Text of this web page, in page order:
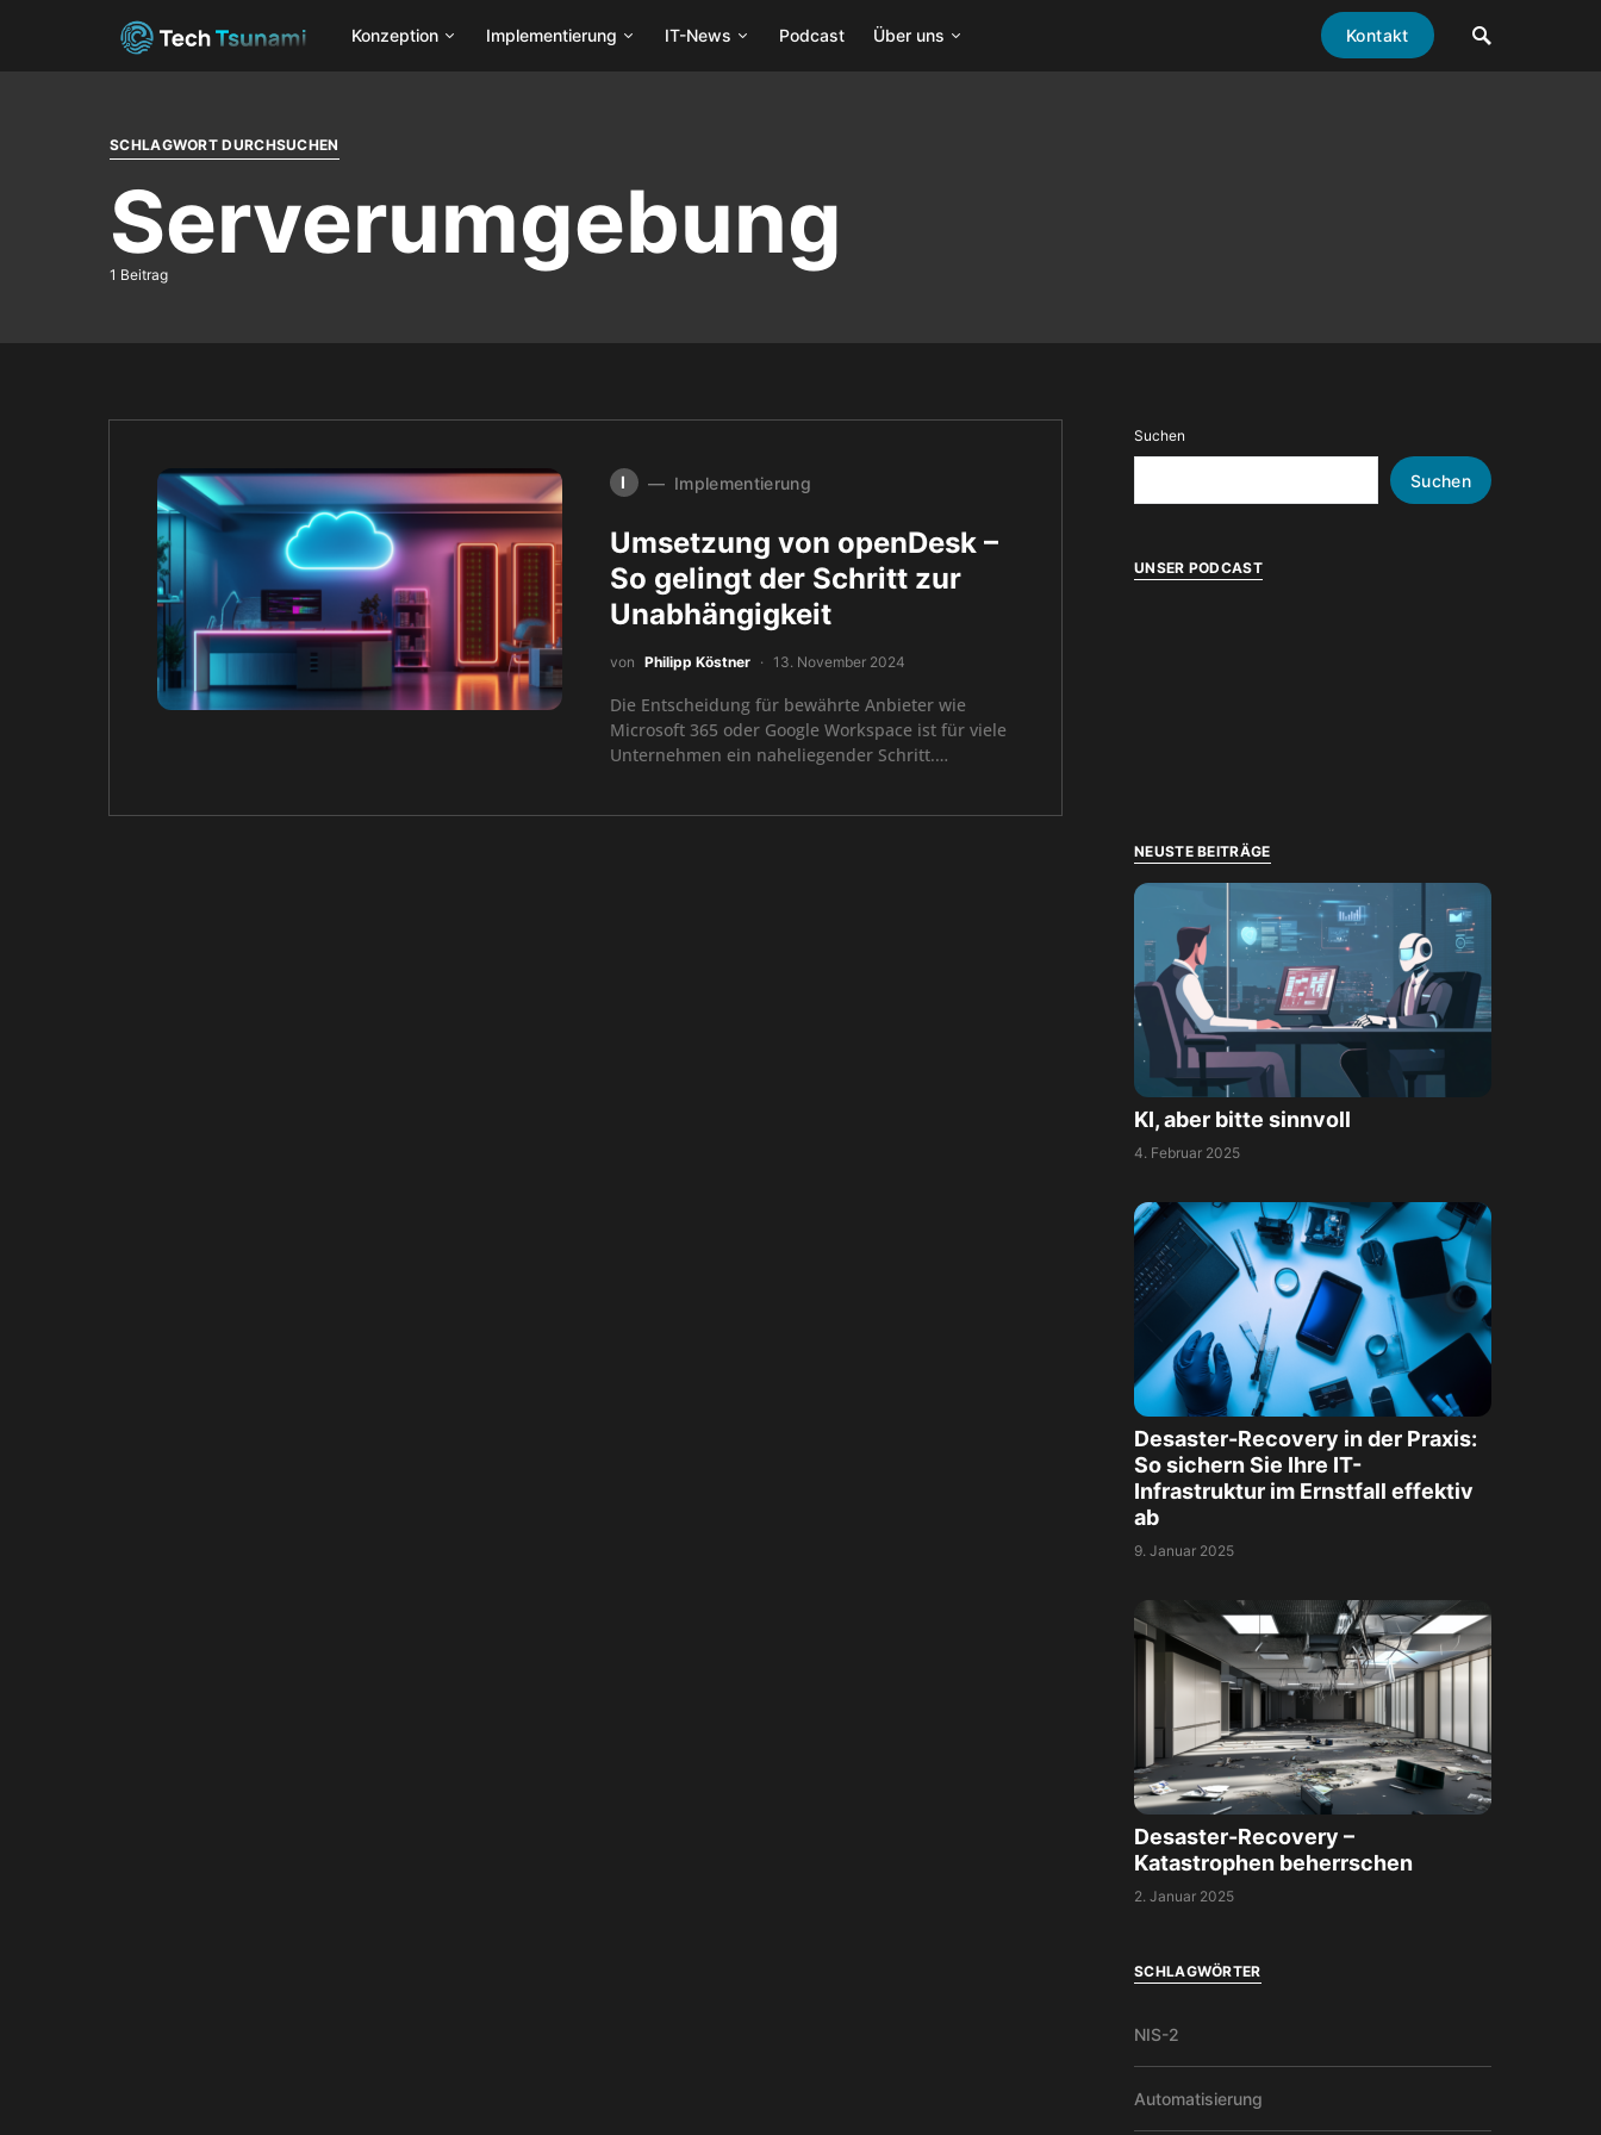
Konzeption Implementierung IT-News Podcast Über uns Kontakt
SCHLAGWORT DURCHSUCHEN
Serverumgebung
1 Beitrag
I Implementierung
Umsetzung von openDesk –
So gelingt der Schritt zur
Unabhängigkeit
von Philipp Köstner 13. November 2024
Die Entscheidung für bewährte Anbieter wie
Microsoft 365 oder Google Workspace ist für viele
Unternehmen ein naheliegender Schritt.…
Suchen
Suchen
UNSER PODCAST
NEUSTE BEITRÄGE
KI, aber bitte sinnvoll
4. Februar 2025
Desaster-Recovery in der Praxis:
So sichern Sie Ihre IT-
Infrastruktur im Ernstfall effektiv
ab
9. Januar 2025
Desaster-Recovery –
Katastrophen beherrschen
2. Januar 2025
SCHLAGWÖRTER
NIS-2
Automatisierung